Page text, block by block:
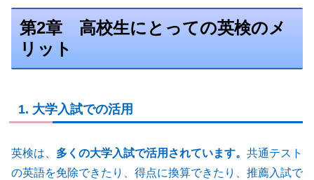
第2章 高校生にとっての英検のメ
リット
1. 大学入試での活用
英検は、 多くの大学入試で活用されています。 共通テスト
の英語を免除できたり、得点に換算できたり、推薦入試で